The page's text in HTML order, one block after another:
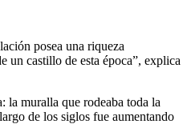
posea una riqueza
un castillo de esta época”, explica
la muralla que rodeaba toda la
de los siglos fue aumentando